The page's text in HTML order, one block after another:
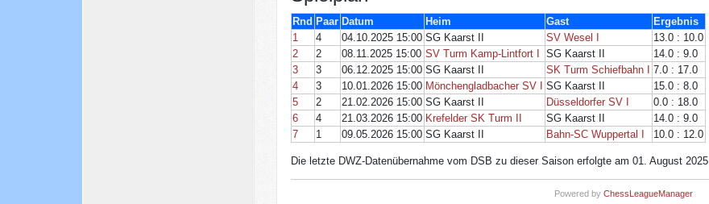
Rnd Paar Datum Heim Gast
Ergebnis
1
4 04.10.2025 15:00 SG Kaarst II SV Wesel I
13.0 : 10.0
2
2 08.11.2025 15:00 SV Turm Kamp-Lintfort I SG Kaarst II
14.0 : 9.0
3
3 06.12.2025 15:00 SG Kaarst II SK Turm Schiefbahn I
7.0 : 17.0
4
3 10.01.2026 15:00 Mönchengladbacher SV I SG Kaarst II
15.0 : 8.0
5
2 21.02.2026 15:00 SG Kaarst II Düsseldorfer SV I
0.0 : 18.0
6
4 21.03.2026 15:00 Krefelder SK Turm II SG Kaarst II
14.0 : 9.0
7
1 09.05.2026 15:00 SG Kaarst II Bahn-SC Wuppertal I 10.0 : 12.0
Die letzte DWZ-Datenübernahme vom DSB zu dieser Saison erfolgte am 01. August 2025
Powered by ChessLeagueManager